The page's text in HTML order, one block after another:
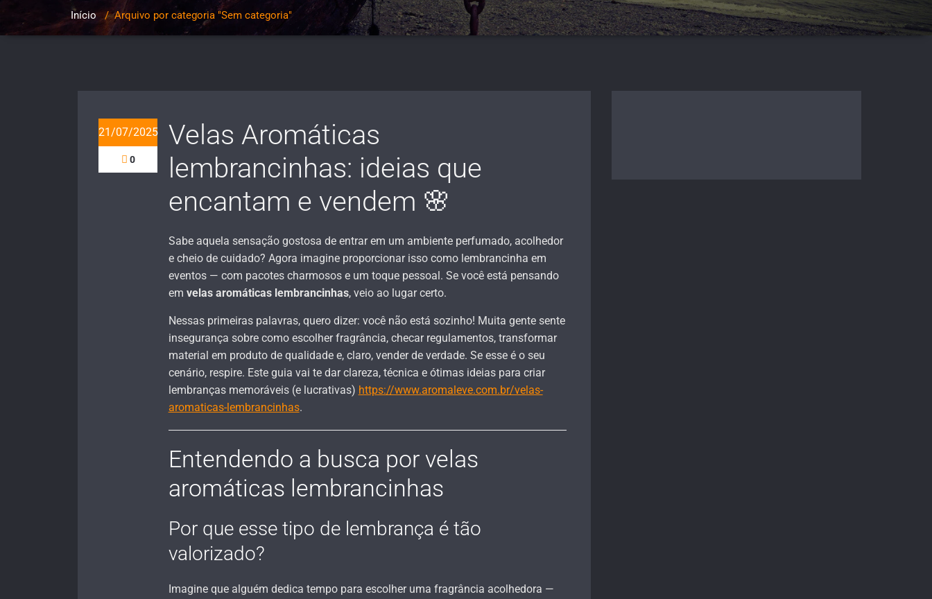
Início/Arquivo por categoria "Sem categoria"
21/07/2025
0
Velas Aromáticas
lembrancinhas: ideias que
encantam e vendem 🌸
Sabe aquela sensação gostosa de entrar em um ambiente perfumado, acolhedor
e cheio de cuidado? Agora imagine proporcionar isso como lembrancinha em
eventos — com pacotes charmosos e um toque pessoal. Se você está pensando
em velas aromáticas lembrancinhas, veio ao lugar certo.
Nessas primeiras palavras, quero dizer: você não está sozinho! Muita gente sente
insegurança sobre como escolher fragrância, checar regulamentos, transformar
material em produto de qualidade e, claro, vender de verdade. Se esse é o seu
cenário, respire. Este guia vai te dar clareza, técnica e ótimas ideias para criar
lembranças memoráveis (e lucrativas) https://www.aromaleve.com.br/velas-
aromaticas-lembrancinhas.
Entendendo a busca por velas
aromáticas lembrancinhas
Por que esse tipo de lembrança é tão
valorizado?
Imagine que alguém dedica tempo para escolher uma fragrância acolhedora —